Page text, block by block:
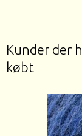
Kunder der
købt